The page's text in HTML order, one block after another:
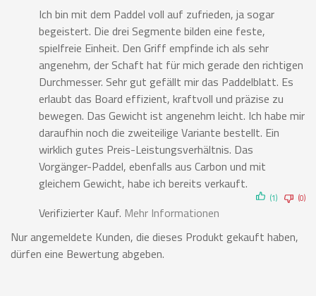
Ich bin mit dem Paddel voll auf zufrieden, ja sogar
begeistert. Die drei Segmente bilden eine feste,
spielfreie Einheit. Den Griff empfinde ich als sehr
angenehm, der Schaft hat für mich gerade den richtigen
Durchmesser. Sehr gut gefällt mir das Paddelblatt. Es
erlaubt das Board effizient, kraftvoll und präzise zu
bewegen. Das Gewicht ist angenehm leicht. Ich habe mir
daraufhin noch die zweiteilige Variante bestellt. Ein
wirklich gutes Preis-Leistungsverhältnis. Das
Vorgänger-Paddel, ebenfalls aus Carbon und mit
gleichem Gewicht, habe ich bereits verkauft.
(1) (0)
Verifizierter Kauf. Mehr Informationen
Nur angemeldete Kunden, die dieses Produkt gekauft haben,
dürfen eine Bewertung abgeben.